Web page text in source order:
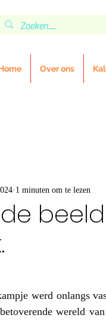
Over ons
1 minuten om te lezen
werd onlangs
wereld